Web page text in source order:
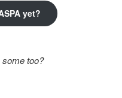
yet?
too?